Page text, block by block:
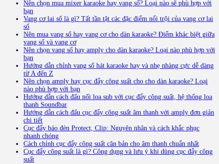
Nên chọn mua mixer karaoke hay vang số? Loại nào sẽ phù hợp với
bạn
Vang cơ lai số là gì? Tất tần tật các đặc điểm nổi trội của vang cơ lai
số
Nên mua vang số hay vang cơ cho dàn karaoke? Điểm khác biệt giữa
vang số và vang cơ
Nên chọn vang số hay amply cho dàn karaoke? Loại nào phù hợp với
bạn
Hướng dẫn chỉnh vang số hát karaoke hay và nhẹ nhàng cực dễ dàng
từ A đến Z
Nên chọn amply hay cục đẩy công suất cho cho dàn karaoke? Loại
nào phù hợp với bạn
Hướng dẫn cách đấu nối loa sub với cục đẩy công suất, hệ thống loa
thanh Soundbar
Hướng dẫn cách đấu cục đẩy công suất âm thanh với amply đơn giản
chi tiết
Cục đẩy báo đèn Protect, Clip: Nguyên nhân và cách khắc phục
nhanh chóng
Cách chỉnh cục đẩy công suất căn bản cho âm thanh chuẩn nhất
Cục đẩy công suất là gì? Công dụng và lưu ý khi dùng cục đẩy công
suất